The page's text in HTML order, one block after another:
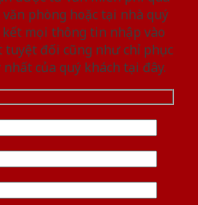
phòng hoặc tại nhà quý
kết mọi thông tin nhập vào
đối cũng như chỉ phục
của quý khách tại đây.